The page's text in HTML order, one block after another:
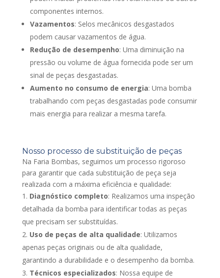
componentes internos.
Vazamentos: Selos mecânicos desgastados
podem causar vazamentos de água.
Redução de desempenho: Uma diminuição na
pressão ou volume de água fornecida pode ser um
sinal de peças desgastadas.
Aumento no consumo de energia: Uma bomba
trabalhando com peças desgastadas pode consumir
mais energia para realizar a mesma tarefa.
Nosso processo de substituição de peças
Na Faria Bombas, seguimos um processo rigoroso
para garantir que cada substituição de peça seja
realizada com a máxima eficiência e qualidade:
Diagnóstico completo: Realizamos uma inspeção
detalhada da bomba para identificar todas as peças
que precisam ser substituídas.
Uso de peças de alta qualidade: Utilizamos
apenas peças originais ou de alta qualidade,
garantindo a durabilidade e o desempenho da bomba.
Técnicos especializados: Nossa equipe de